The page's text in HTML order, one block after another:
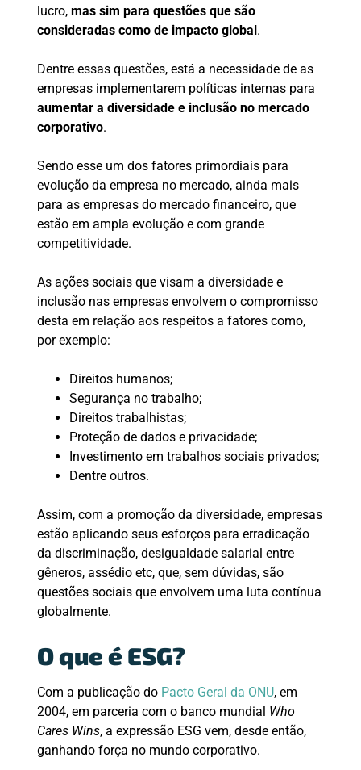
lucro,mas sim para questões que são
consideradas como de impacto global.
Dentre essas questões, está a necessidade de as
empresas implementarem políticas internas para
aumentar a diversidade e inclusão no mercado
corporativo.
Sendo esse um dos fatores primordiais para
evolução da empresa no mercado, ainda mais
para as empresas do mercado financeiro, que
estão em ampla evolução e com grande
competitividade.
As ações sociais que visam a diversidade e
inclusão nas empresas envolvem o compromisso
desta em relação aos respeitos a fatores como,
por exemplo:
Direitos humanos;
Segurança no trabalho;
Direitos trabalhistas;
Proteção de dados e privacidade;
Investimento em trabalhos sociais privados;
Dentre outros.
Assim, com a promoção da diversidade, empresas
estão aplicando seus esforços para erradicação
da discriminação, desigualdade salarial entre
gêneros, assédio etc, que, sem dúvidas, são
questões sociais que envolvem uma luta contínua
globalmente.
O que é ESG?
Com a publicação do Pacto Geral da ONU, em
2004, em parceria com o banco mundial Who
Cares Wins, a expressão ESG vem, desde então,
ganhando força no mundo corporativo.